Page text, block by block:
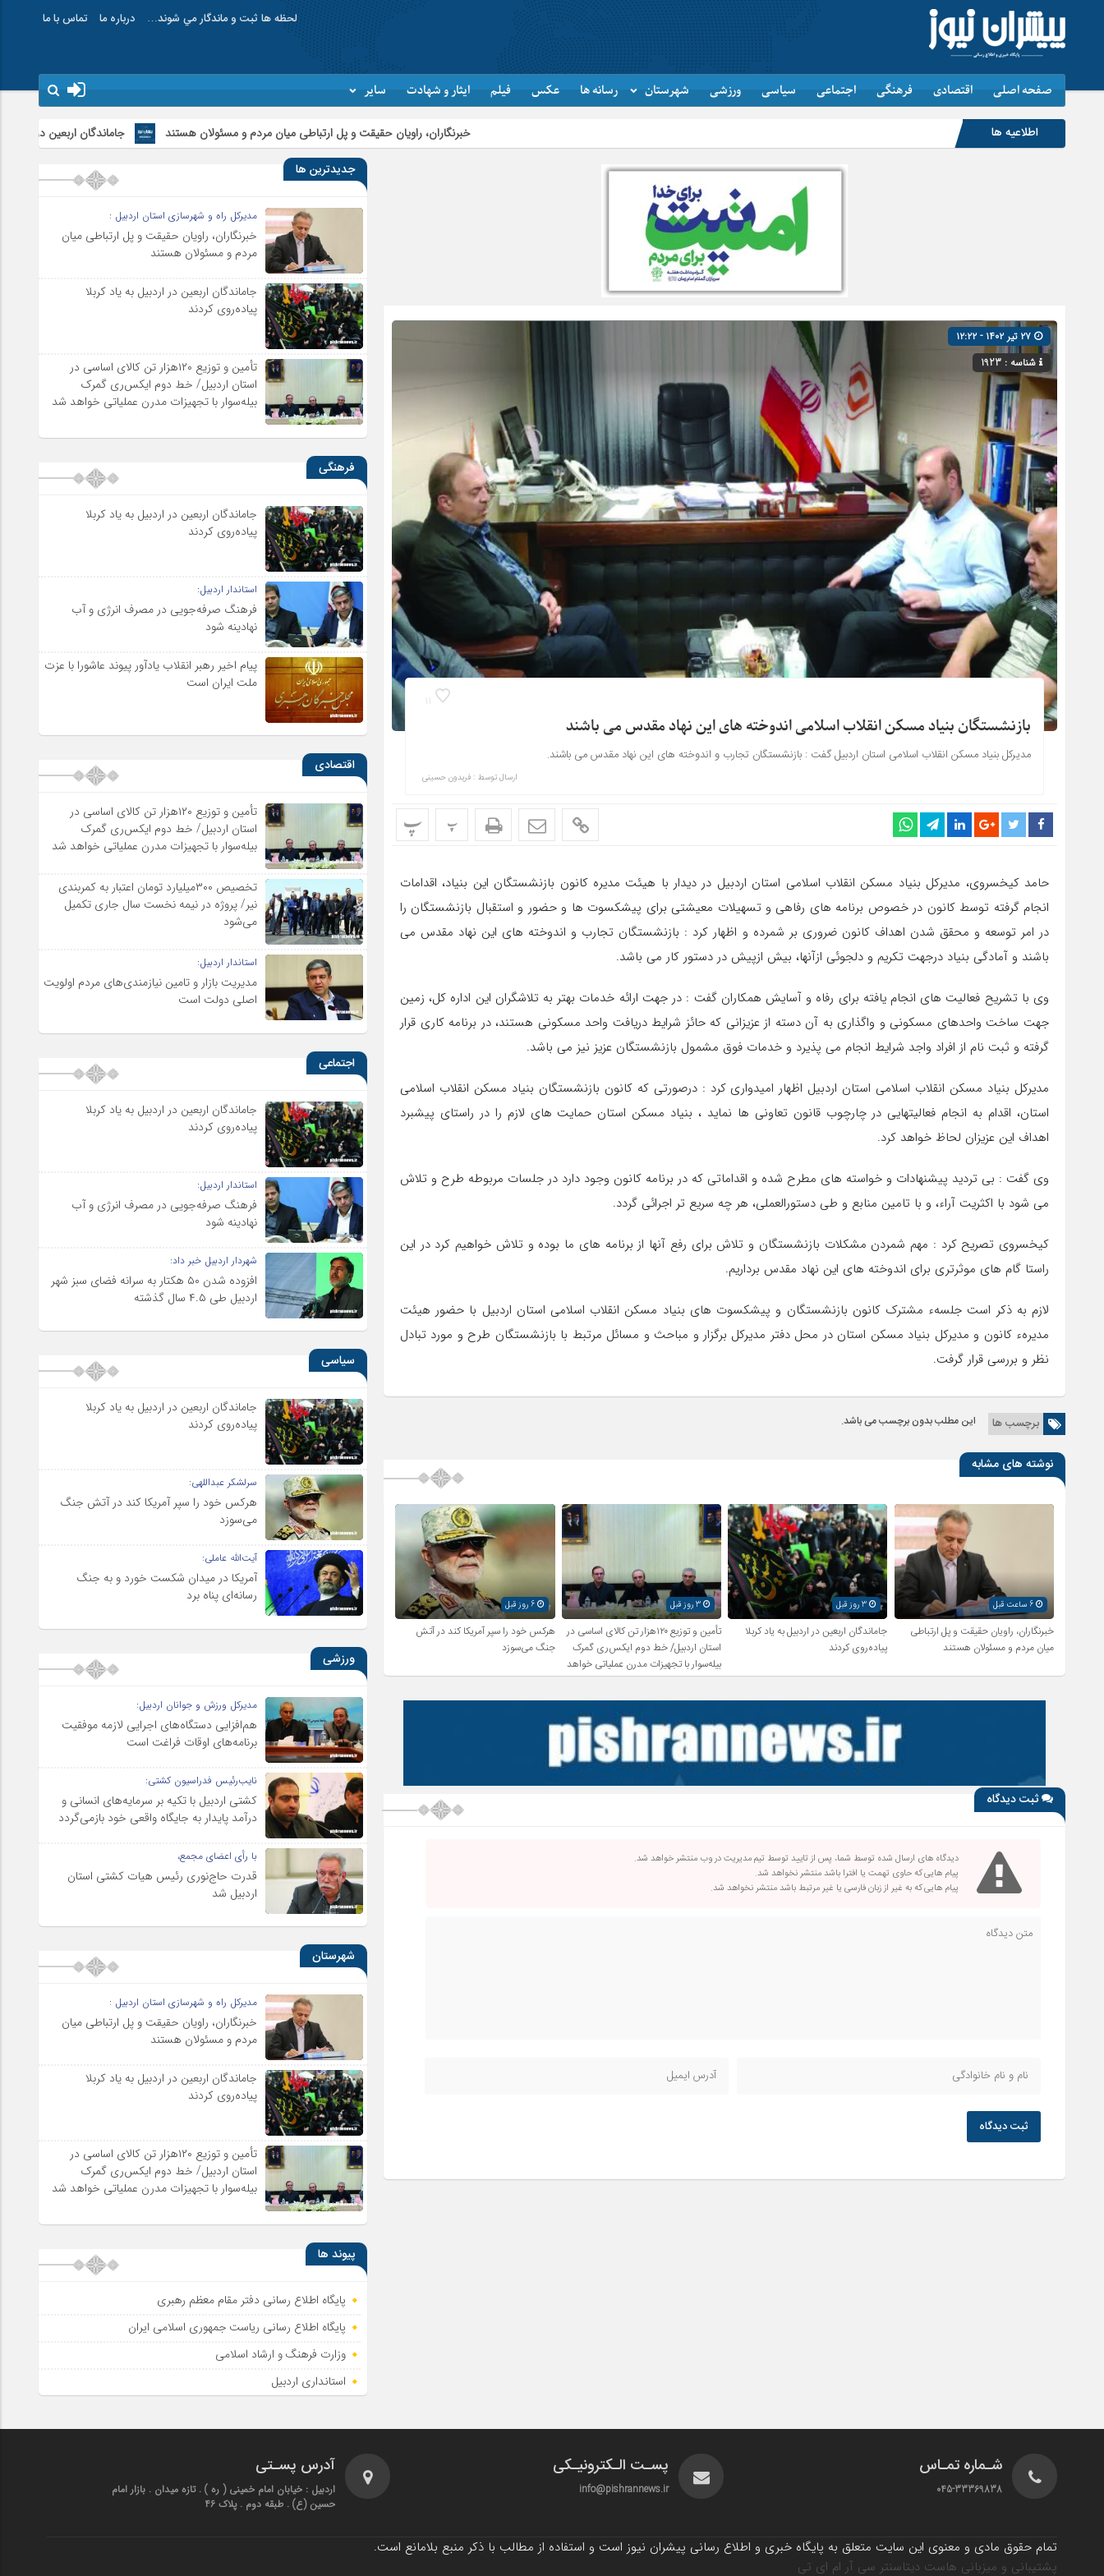
لحظه ها ثبت و ماندگار مي شوند… درباره ما تماس با ما
صفحه اصلی اقتصادی فرهنگی اجتماعی سیاسی ورزشی شهرستان رسانه ها عکس فیلم ایثار و شهادت سایر
اطلاعیه ها خبرنگاران، راویان حقیقت و پل ارتباطی میان مردم و مسئولان هستند جاماندگان اربعین در اردبیل به یاد کربلا پیاده‌روی
شناسه : 1923
11
بازنشستگان بنیاد مسکن انقلاب اسلامی اندوخته های این نهاد مقدس می باشند
مدیرکل بنیاد مسکن انقلاب اسلامی استان اردبیل گفت : بازنشستگان تجارب و اندوخته های این نهاد مقدس می باشند.
ارسال توسط : فریدون حسینی
پ پ
حامد کیخسروی، مدیرکل بنیاد مسکن انقلاب اسلامی استان اردبیل در دیدار با هیئت مدیره کانون بازنشستگان این بنیاد، اقدامات
انجام گرفته توسط کانون در خصوص برنامه های رفاهی و تسهیلات معیشتی برای پیشکسوت ها و حضور و استقبال بازنشستگان را
در امر توسعه و محقق شدن اهداف کانون ضروری بر شمرده و اظهار کرد : بازنشستگان تجارب و اندوخته های این نهاد مقدس می
باشند و آمادگی بنیاد درجهت تکریم و دلجوئی ازآنها، بیش ازپیش در دستور کار می باشد.
وی با تشریح فعالیت های انجام یافته برای رفاه و آسایش همکاران گفت : در جهت ارائه خدمات بهتر به تلاشگران این اداره کل، زمین
جهت ساخت واحدهای مسکونی و واگذاری به آن دسته از عزیزانی که حائز شرایط دریافت واحد مسکونی هستند، در برنامه کاری قرار
گرفته و ثبت نام از افراد واجد شرایط انجام می پذیرد و خدمات فوق مشمول بازنشستگان عزیز نیز می باشد.
مدیرکل بنیاد مسکن انقلاب اسلامی استان اردبیل اظهار امیدواری کرد : درصورتی که کانون بازنشستگان بنیاد مسکن انقلاب اسلامی
استان، اقدام به انجام فعالیتهایی در چارچوب قانون تعاونی ها نماید ، بنیاد مسکن استان حمایت های لازم را در راستای پیشبرد
اهداف این عزیزان لحاظ خواهد کرد.
وی گفت : بی تردید پیشنهادات و خواسته های مطرح شده و اقداماتی که در برنامه کانون وجود دارد در جلسات مربوطه طرح و تلاش
می شود با اکثریت آراء، و با تامین منابع و طی دستورالعملی، هر چه سریع تر اجرائی گردد.
کیخسروی تصریح کرد : مهم شمردن مشکلات بازنشستگان و تلاش برای رفع آنها از برنامه های ما بوده و تلاش خواهیم کرد در این
راستا گام های موثرتری برای اندوخته های این نهاد مقدس برداریم.
لازم به ذکر است جلسهء مشترک کانون بازنشستگان و پیشکسوت های بنیاد مسکن انقلاب اسلامی استان اردبیل با حضور هیئت
مدیرهء کانون و مدیرکل بنیاد مسکن استان در محل دفتر مدیرکل برگزار و مباحث و مسائل مرتبط با بازنشستگان طرح و مورد تبادل
نظر و بررسی قرار گرفت.
برچسب ها این مطلب بدون برچسب می باشد.
نوشته های مشابه
6 ساعت قبل
خبرنگاران، راویان حقیقت و پل ارتباطی
میان مردم و مسئولان هستند
3 روز قبل
جاماندگان اربعین در اردبیل به یاد کربلا
پیاده‌روی کردند
3 روز قبل
تأمین و توزیع ۱۲۰هزار تن کالای اساسی در
استان اردبیل/ خط دوم ایکس‌ری گمرک
بیله‌سوار با تجهیزات مدرن عملیاتی خواهد
شد
6 روز قبل
هرکس خود را سپر آمریکا کند در آتش
جنگ می‌سوزد
ثبت دیدگاه
دیدگاه های ارسال شده توسط شما، پس از تایید توسط تیم مدیریت در وب منتشر خواهد شد.
پیام هایی که حاوی تهمت یا افترا باشد منتشر نخواهد شد.
پیام هایی که به غیر از زبان فارسی یا غیر مرتبط باشد منتشر نخواهد شد.
ثبت دیدگاه
جدیدترین ها
مدیرکل راه و شهرسازی استان اردبیل :
خبرنگاران، راویان حقیقت و پل ارتباطی میان
مردم و مسئولان هستند
جاماندگان اربعین در اردبیل به یاد کربلا
پیاده‌روی کردند
تأمین و توزیع ۱۲۰هزار تن کالای اساسی در
استان اردبیل/ خط دوم ایکس‌ری گمرک
بیله‌سوار با تجهیزات مدرن عملیاتی خواهد شد
فرهنگی
جاماندگان اربعین در اردبیل به یاد کربلا
پیاده‌روی کردند
استاندار اردبیل:
فرهنگ صرفه‌جویی در مصرف انرژی و آب
نهادینه شود
پیام اخیر رهبر انقلاب یادآور پیوند عاشورا با عزت
ملت ایران است
اقتصادی
تأمین و توزیع ۱۲۰هزار تن کالای اساسی در
استان اردبیل/ خط دوم ایکس‌ری گمرک
بیله‌سوار با تجهیزات مدرن عملیاتی خواهد شد
تخصیص ۳۰۰میلیارد تومان اعتبار به کمربندی
نیر/ پروژه در نیمه نخست سال جاری تکمیل
می‌شود
استاندار اردبیل:
مدیریت بازار و تامین نیازمندی‌های مردم اولویت‌
اصلی دولت است
اجتماعی
جاماندگان اربعین در اردبیل به یاد کربلا
پیاده‌روی کردند
استاندار اردبیل:
فرهنگ صرفه‌جویی در مصرف انرژی و آب
نهادینه شود
شهردار اردبیل خبر داد:
افزوده شدن ۵۰ هکتار به سرانه فضای سبز شهر
اردبیل طی ۴.۵ سال گذشته
سیاسی
جاماندگان اربعین در اردبیل به یاد کربلا
پیاده‌روی کردند
سرلشکر عبداللهی:
هرکس خود را سپر آمریکا کند در آتش جنگ
می‌سوزد
آیت‌الله عاملی:
آمریکا در میدان شکست خورد و به جنگ
رسانه‌ای پناه برد
ورزشی
مدیرکل ورزش و جوانان اردبیل:
هم‌افزایی دستگاه‌های اجرایی لازمه موفقیت
برنامه‌های اوقات فراغت است
نایب‌رئیس فدراسیون کشتی:
کشتی اردبیل با تکیه بر سرمایه‌های انسانی و
درآمد پایدار به جایگاه واقعی خود بازمی‌گردد
با رأی اعضای مجمع،
قدرت حاج‌نوری رئیس هیات کشتی استان
اردبیل شد
شهرستان
مدیرکل راه و شهرسازی استان اردبیل :
خبرنگاران، راویان حقیقت و پل ارتباطی میان
مردم و مسئولان هستند
جاماندگان اربعین در اردبیل به یاد کربلا
پیاده‌روی کردند
تأمین و توزیع ۱۲۰هزار تن کالای اساسی در
استان اردبیل/ خط دوم ایکس‌ری گمرک
بیله‌سوار با تجهیزات مدرن عملیاتی خواهد شد
پیوند ها
پایگاه اطلاع رسانی دفتر مقام معظم رهبری
پایگاه اطلاع‌ رسانی ریاست‌ جمهوری اسلامی ایران
وزارت فرهنگ و ارشاد اسلامی
استانداری اردبیل
شـماره تمـاس
045-33369838
پسـت الـکترونیـکی
info@pishrannews.ir
آدرس پسـتی
اردبیل : خیابان امام خمینی ( ره ) . تازه میدان . بازار امام
حسین (ع) . طبقه دوم . پلاک 46
تمام حقوق مادی و معنوی این سایت متعلق به پایگاه خبری و اطلاع رسانی پیشران نیوز است و استفاده از مطالب با ذکر منبع بلامانع است.
پشتیبانی و میزبانی هاست دیتاسنتر سی آر ام ای تی